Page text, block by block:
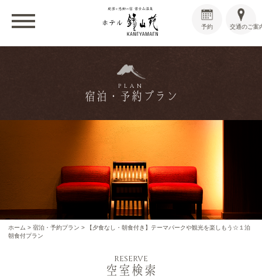
交通のご案
予約
PLAN
宿泊・予約プラン
ホーム >宿泊・予約プラン >
【夕食なし・朝食付き】テーマパークや観光を楽しもう☆１泊
朝食付プラン
RESERVE
空室検索